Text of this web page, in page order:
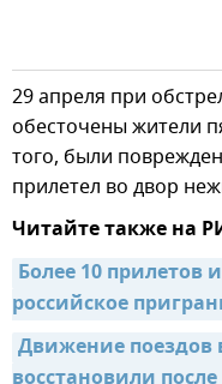
29 апреля при
обесточены жители
того, были
прилетел во двор
Читайте также на
Более 10
российское
Движение поездов